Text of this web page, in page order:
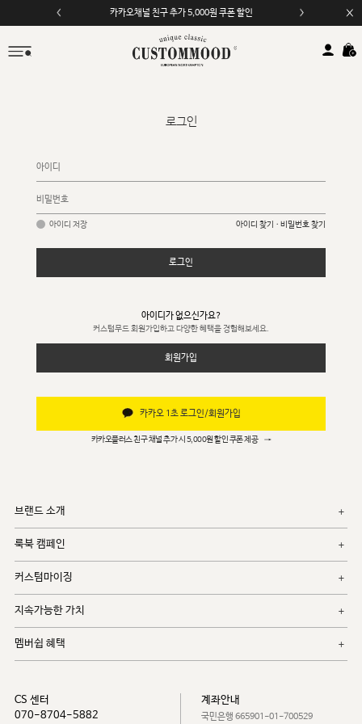
카카오채널 친구 추가 5,000원 쿠폰 할인
로그인
아이디 저장 아이디 찾기 · 비밀번호 찾기
로그인
아이디가 없으신가요?
커스텀무드 회원가입하고 다양한 혜택을 경험해보세요.
회원가입
카카오 1초 로그인/회원가입
카카오플러스 친구 채널 추가 시 5,000원 할인 쿠폰 제공 →
브랜드 소개
룩북 캠페인
커스텀마이징
지속가능한 가치
멤버쉽 혜택
CS 센터
070-8704-5882
계좌안내
국민은행 665901-01-700529